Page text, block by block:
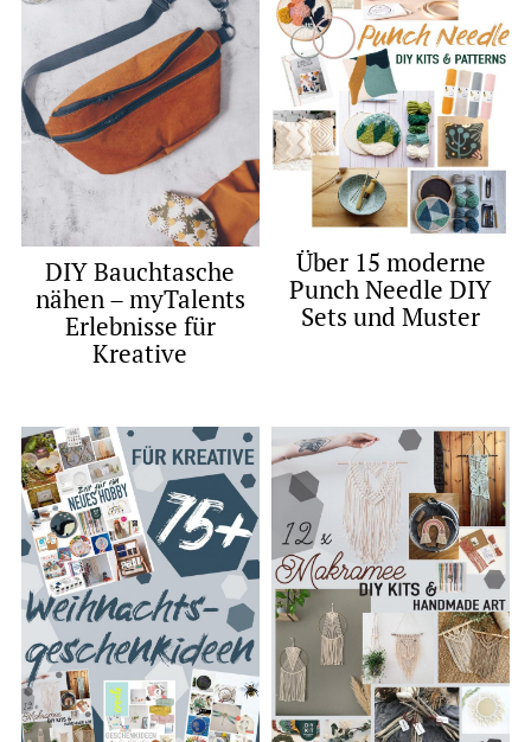
DIY Bauchtasche
nähen – myTalents
Erlebnisse für
Kreative
Über 15 moderne
Punch Needle DIY
Sets und Muster